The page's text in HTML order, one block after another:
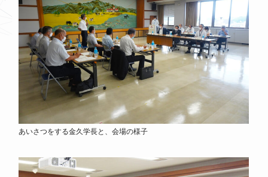
あいさつをする金久学長と、会場の様子